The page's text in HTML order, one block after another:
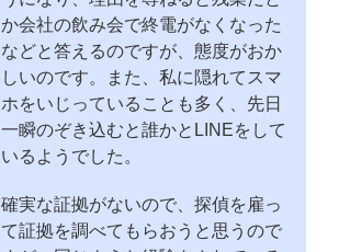
か会社の飲み会で終電がなくなった
などと答えるのですが、態度がおか
しいのです。また、私に隠れてスマ
ホをいじっていることも多く、先日
一瞬のぞき込むと誰かとLINEをして
いるようでした。
確実な証拠がないので、探偵を雇っ
て証拠を調べてもらおうと思うので